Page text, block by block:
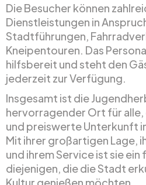
Die Besucher können
Dienstleistungen in
Stadtführungen,
Kneipentouren. Das
hilfsbereit und steht den
jederzeit zur Verfügung.
Insgesamt ist die
hervorragender Ort für
und preiswerte Unterkunft
Mit ihrer großartigen Lage,
und ihrem Service ist sie
diejenigen, die die Stadt
Kultur genießen möchten.